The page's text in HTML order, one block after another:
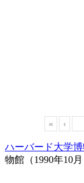
« ‹
ハーバード大学
物館（1990年10月